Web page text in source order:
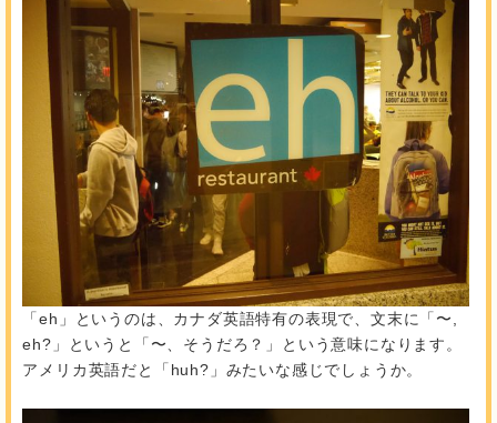
「eh」というのは、カナダ英語特有の表現で、文末に「〜,
eh?」というと「〜、そうだろ？」という意味になります。
アメリカ英語だと「huh?」みたいな感じでしょうか。